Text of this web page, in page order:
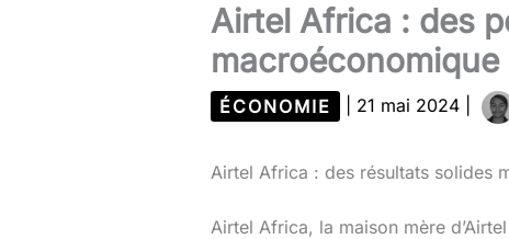
Airtel Africa : des
ÉCONOMIE 21 mai 2024
Airtel Africa : des résultats solides
Airtel Africa, la maison mère